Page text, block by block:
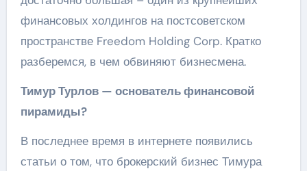
финансовых холдингов на постсоветском
пространстве Freedom Holding Corp. Кратко
разберемся, в чем обвиняют бизнесмена.
Тимур Турлов — основатель финансовой
пирамиды?
В последнее время в интернете появились
статьи о том, что брокерский бизнес Тимура